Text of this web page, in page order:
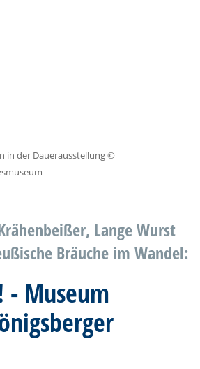
in der Dauerausstellung ©
Lange Wurst
Bräuche im Wandel:
- Museum